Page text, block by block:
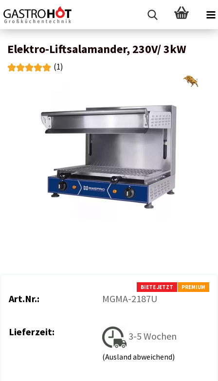
Elektro-Liftsalamander, 230V/ 3kW
(1)
BIETE JETZT PREMIUM
Art.Nr.: MGMA-2187U
Lieferzeit: 3-5 Wochen
(Ausland abweichend)